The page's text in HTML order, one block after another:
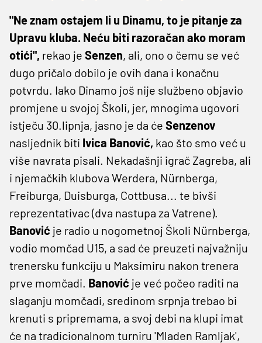
"Ne znam ostajem li u Dinamu, to je pitanje za
Upravu kluba. Neću biti razoračan ako moram
otići", rekao je Senzen, ali, ono o čemu se već
dugo pričalo dobilo je ovih dana i konačnu
potvrdu. Iako Dinamo još nije službeno objavio
promjene u svojoj Školi, jer, mnogima ugovori
istječu 30.lipnja, jasno je da će Senzenov
nasljednik biti Ivica Banović, kao što smo već u
više navrata pisali. Nekadašnji igrač Zagreba, ali
i njemačkih klubova Werdera, Nürnberga,
Freiburga, Duisburga, Cottbusa... te bivši
reprezentativac (dva nastupa za Vatrene).
Banović je radio u nogometnoj Školi Nürnberga,
vodio momčad U15, a sad će preuzeti najvažniju
trenersku funkciju u Maksimiru nakon trenera
prve momčadi. Banović je već počeo raditi na
slaganju momčadi, sredinom srpnja trebao bi
krenuti s pripremama, a svoj debi na klupi imat
će na tradicionalnom turniru 'Mladen Ramljak',